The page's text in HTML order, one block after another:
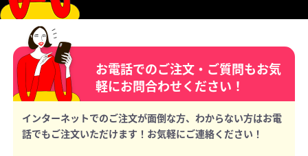
お電話でのご注文・ご質問もお気
軽にお問合わせください！
インターネットでのご注文が面倒な方、わからない方はお電
話でもご注文いただけます！お気軽にご連絡ください！